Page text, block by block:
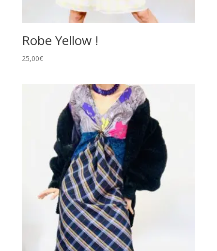
Robe Yellow !
25,00€